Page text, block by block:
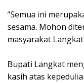
‎“Semua ini
sesama. Mohon
masyarakat
‎Bupati Langkat
kasih atas